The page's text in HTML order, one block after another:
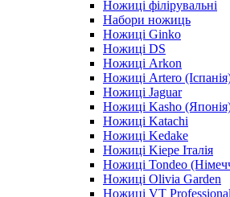
Ножиці філірувальні
Набори ножиць
Ножиці Ginko
Ножиці DS
Ножиці Arkon
Ножиці Artero
Ножиці Jaguar
Ножиці Kasho
Ножиці Katachi
Ножиці Kedake
Ножиці Kiepe Італія
Ножиці Tondeo
Ножиці Olivia Garden
Ножиці VT